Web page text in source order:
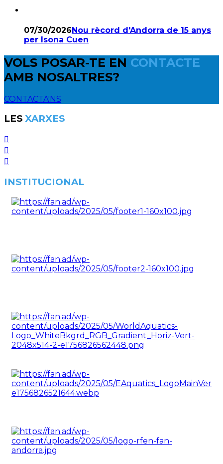
07/30/2026 Nou rècord d'Andorra de 15 anys
per Isona Cuen
VOLS POSAR-TE EN CONTACTE
AMB NOSALTRES?
CONTACTA'NS
LES XARXES
INSTITUCIONAL